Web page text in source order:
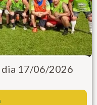
dia 17/06/2026